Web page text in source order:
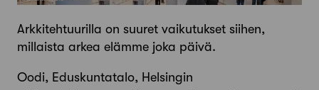
Arkkitehtuurilla on suuret vaikutukset siihen,
millaista arkea elämme joka päivä.
Oodi, Eduskuntatalo, Helsingin